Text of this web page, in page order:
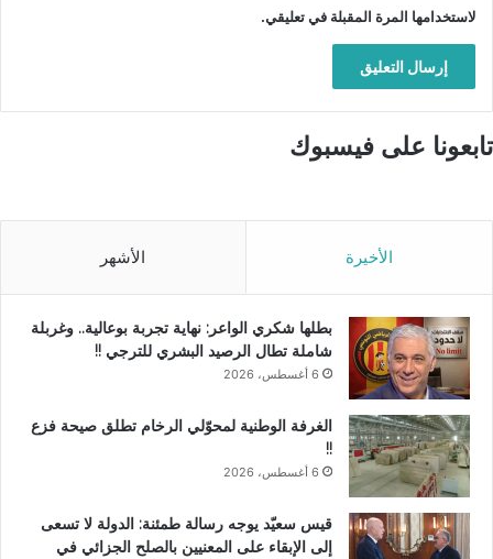
لاستخدامها المرة المقبلة في تعليقي.
تابعونا على فيسبوك
الأخيرة الأشهر
بطلها شكري الواعر: نهاية تجربة بوعالية.. وغربلة
شاملة تطال الرصيد البشري للترجي !!
6 أغسطس، 2026
الغرفة الوطنية لمحوّلي الرخام تطلق صيحة فزع
!!
6 أغسطس، 2026
قيس سعيّد يوجه رسالة طمئنة: الدولة لا تسعى
إلى الإبقاء على المعنيين بالصلح الجزائي في